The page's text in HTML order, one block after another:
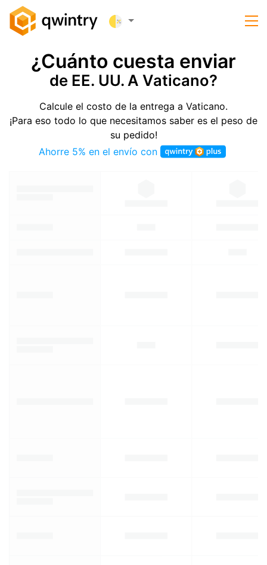
¿Cuánto cuesta enviar
de EE. UU. A Vaticano?
Calcule el costo de la entrega a Vaticano.
¡Para eso todo lo que necesitamos saber es el peso de
su pedido!
Ahorre 5% en el envío con